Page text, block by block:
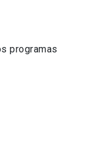
programas